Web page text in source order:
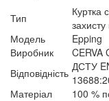
Тип
Куртка
захисту
Модель
Epping
Виробник
CERVA
Відповідність ДСТУ
Матеріал
100 %